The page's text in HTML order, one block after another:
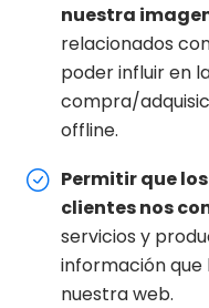
nuestra
relacionados
poder influir en
compra/
offline.
Permitir que
clientes nos
servicios y
información
nuestra web.